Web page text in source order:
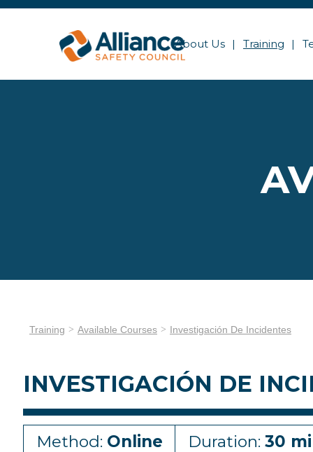
About Us Training
Training Available Courses Investigación De Incidentes
INVESTIGACIÓN DE
Method: Online Duration: 30